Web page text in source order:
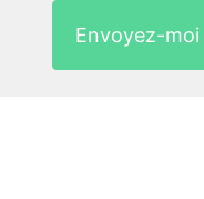
Envoyez-